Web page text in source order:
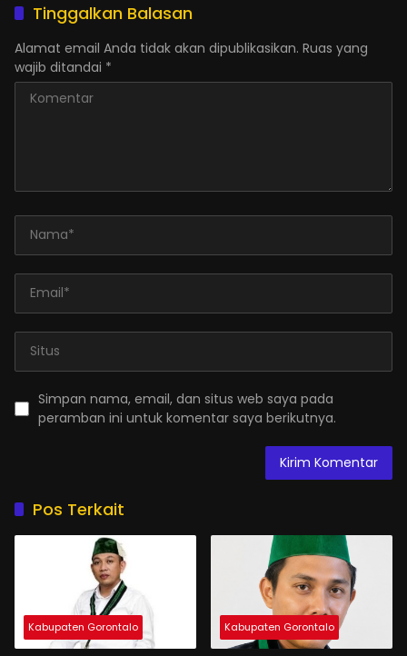
Tinggalkan Balasan
Alamat email Anda tidak akan dipublikasikan. Ruas yang
wajib ditandai *
Simpan nama, email, dan situs web saya pada
peramban ini untuk komentar saya berikutnya.
Pos Terkait
Kabupaten Gorontalo Kabupaten Gorontalo